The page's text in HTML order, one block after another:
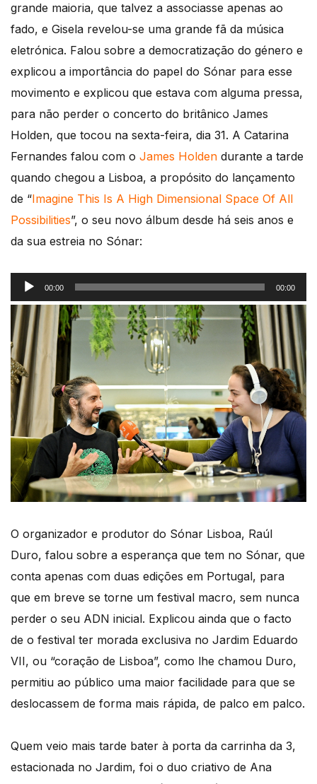
grande maioria, que talvez a associasse apenas ao
fado, e Gisela revelou-se uma grande fã da música
eletrónica. Falou sobre a democratização do género e
explicou a importância do papel do Sónar para esse
movimento e explicou que estava com alguma pressa,
para não perder o concerto do britânico James
Holden, que tocou na sexta-feira, dia 31. A Catarina
Fernandes falou com o James Holden durante a tarde
quando chegou a Lisboa, a propósito do lançamento
de “Imagine This Is A High Dimensional Space Of All
Possibilities”, o seu novo álbum desde há seis anos e
da sua estreia no Sónar:
Reprodutor
de
áudio
00:00 00:00
O organizador e produtor do Sónar Lisboa, Raúl
Duro, falou sobre a esperança que tem no Sónar, que
conta apenas com duas edições em Portugal, para
que em breve se torne um festival macro, sem nunca
perder o seu ADN inicial. Explicou ainda que o facto
de o festival ter morada exclusiva no Jardim Eduardo
VII, ou “coração de Lisboa”, como lhe chamou Duro,
permitiu ao público uma maior facilidade para que se
deslocassem de forma mais rápida, de palco em palco.
Quem veio mais tarde bater à porta da carrinha da 3,
estacionada no Jardim, foi o duo criativo de Ana